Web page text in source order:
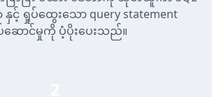
ာ နှင့် ရှုပ်ထွေးသော query statement
ောင်မှုကို ပံ့ပိုးပေးသည်။